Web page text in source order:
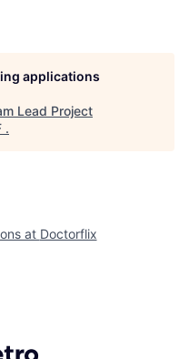
applications
Lead Project
.
at Doctorflix
Getro.com